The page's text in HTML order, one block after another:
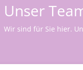
Unser
Wir sind für Sie hier.